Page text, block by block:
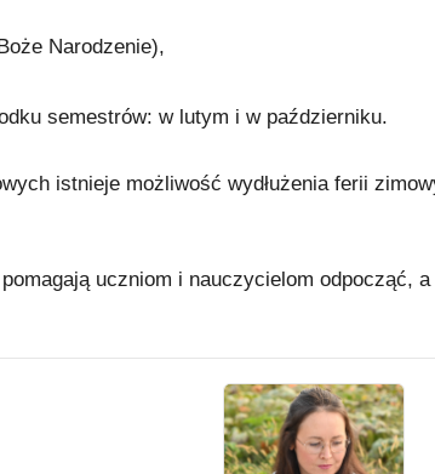
Narodzenie),
semestrów: w lutym i w październiku.
istnieje możliwość wydłużenia ferii
uczniom i nauczycielom odpocząć,